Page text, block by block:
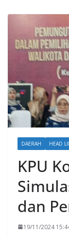
DAERAH HEAD
KPU
dan
19/11/2024